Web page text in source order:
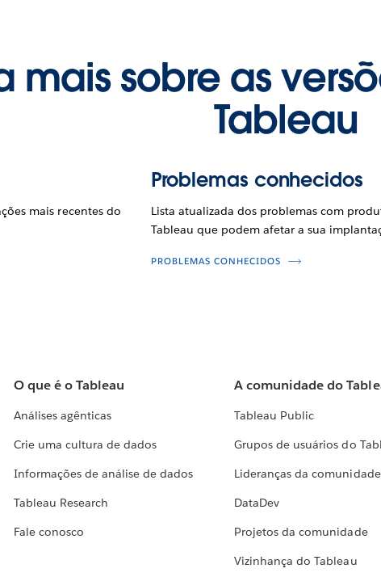
mais sobre as
Tableau
mais recentes do
Problemas conhecidos
Lista atualizada dos problemas com
Tableau que podem afetar a sua
PROBLEMAS CONHECIDOS
O que é o Tableau
Análises agênticas
Crie uma cultura de dados
Informações de análise de dados
Tableau Research
Fale conosco
A comunidade do
Tableau Public
Grupos de usuários do
Lideranças da comunidade
DataDev
Projetos da comunidade
Vizinhança do Tableau